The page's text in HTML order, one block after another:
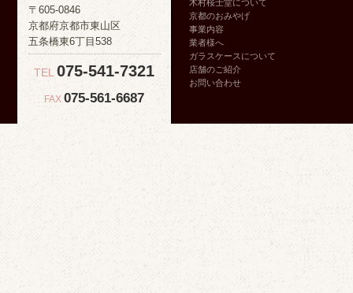
〒605-0846
京都府京都市東山区
五条橋東6丁目538
TEL075-541-7321
FAX075-561-6687
木村桜士堂について
京都のおみやげ
事業内容
業者様へ
ガラスケースについて
店舗のご紹介
お問い合わせ